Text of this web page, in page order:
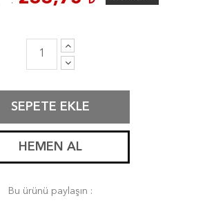
SEPETE EKLE
HEMEN AL
Bu ürünü paylaşın :